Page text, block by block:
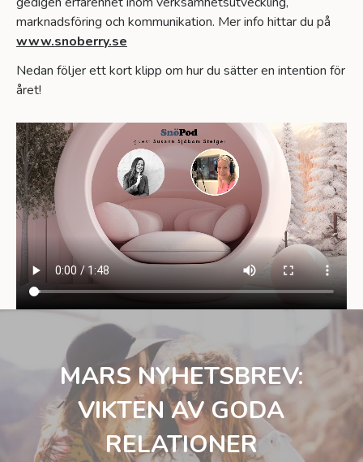
marknadsföring och kommunikation. Mer info hittar du på
www.snoberry.se
Nedan följer ett kort klipp om hur du sätter en intention för
året!
MARS NYHETSBREV:
VIKTEN AV GODA
RELATIONER